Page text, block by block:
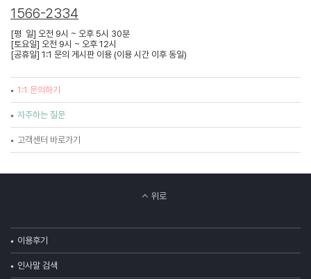
1566-2334
[평 일] 오전 9시 ~ 오후 5시 30분
[토요일] 오전 9시 ~ 오후 12시
[공휴일] 1:1 문의 게시판 이용 (이용 시간 이후 동일)
1:1 문의하기
자주하는 질문
고객센터 바로가기
위로
이용후기
인사말 검색